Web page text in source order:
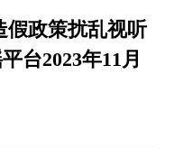
假政策扰乱视听
台2023年11月